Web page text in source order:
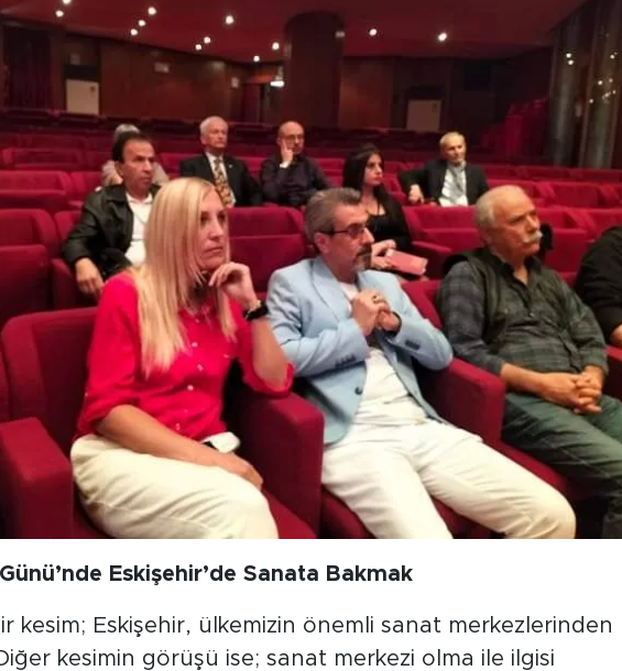
Eskişehir’de Sanata Bakmak
kesim; Eskişehir, ülkemizin önemli sanat merkezlerinden
kesimin görüşü ise; sanat merkezi olma ile ilgisi